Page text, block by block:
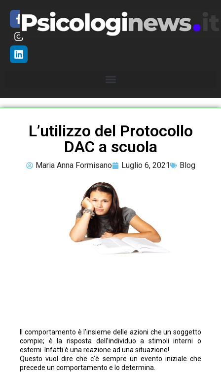
L’utilizzo del Protocollo
DAC a scuola
Maria Anna Formisano Luglio 6, 2021 Blog
Il comportamento è l’insieme delle azioni che un soggetto
compie; è la risposta dell’individuo a stimoli interni o
esterni. Infatti è una reazione ad una situazione!
Questo vuol dire che c’è sempre un evento iniziale che
precede un comportamento e lo determina.